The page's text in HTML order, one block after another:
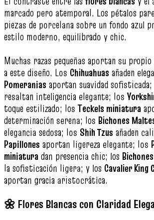
marcado pero atemporal. Los pétalos
piezas de porcelana sobre un fondo azul
estilo moderno, equilibrado y chic.
Muchas razas pequeñas aportan su
a este diseño. Los Chihuahuasañaden
Pomeraniasaportan suavidad
resaltan inteligencia elegante; los
toque estilizado; los Teckels miniatura
determinación serena; los Bichones
elegancia sedosa; los Shih Tzus añaden
Papillones aportan ligereza elegante; los
miniaturadan presencia chic; los
la sofisticación ligera; y los Cavalier King
aportan gracia aristocrática.
🌼 Flores Blancas con Claridad